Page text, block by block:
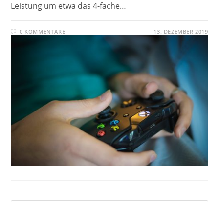
Leistung um etwa das 4-fache…
0 KOMMENTARE 13. DEZEMBER 2019